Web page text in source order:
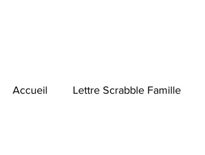
Accueil Lettre Scrabble Famille